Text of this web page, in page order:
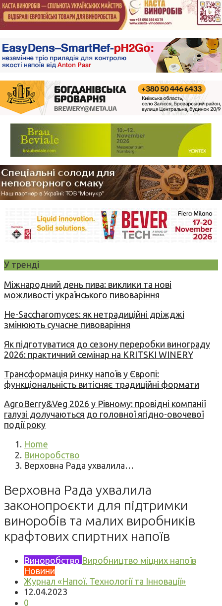
У тренді
Міжнародний день пива: виклики та нові
можливості українського пивоваріння
Не-Saccharomyces: як нетрадиційні дріжджі
змінюють сучасне пивоваріння
Як підготуватися до сезону переробки винограду
2026: практичний семінар на KRITSKI WINERY
Трансформація ринку напоїв у Європі:
функціональність витісняє традиційні формати
AgroBerry&Veg 2026 у Рівному: провідні компанії
галузі долучаються до головної ягідно-овочевої
події року
Home
Виноробство
Верховна Рада ухвалила…
Верховна Рада ухвалила
законопроєкти для підтримки
виноробів та малих виробників
крафтових спиртних напоїв
Виноробство Виробництво міцних напоїв
Новини
Журнал «Напої. Технології та Інновації»
12.04.2023
0